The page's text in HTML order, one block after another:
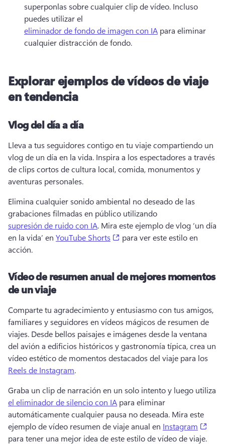
superponlas sobre cualquier clip de vídeo. Incluso
puedes utilizar el
eliminador de fondo de imagen con IA para eliminar
cualquier distracción de fondo.
Explorar ejemplos de vídeos de viaje
en tendencia
Vlog del día a día
Lleva a tus seguidores contigo en tu viaje compartiendo un
vlog de un día en la vida. Inspira a los espectadores a través
de clips cortos de cultura local, comida, monumentos y
aventuras personales.
Elimina cualquier sonido ambiental no deseado de las
grabaciones filmadas en público utilizando
supresión de ruido con IA. Mira este ejemplo de vlog ‘un día
en la vida’ en YouTube Shorts (opens in a new tab)
para ver este estilo en
acción.
Vídeo de resumen anual de mejores momentos
de un viaje
Comparte tu agradecimiento y entusiasmo con tus amigos,
familiares y seguidores en vídeos mágicos de resumen de
viajes. Desde bellos paisajes e imágenes desde la ventana
del avión a edificios históricos y gastronomía típica, crea un
vídeo estético de momentos destacados del viaje para los
Reels de Instagram.
el eliminador de silencio con IA para eliminar
automáticamente cualquier pausa no deseada. Mira este
ejemplo de vídeo resumen de viaje anual en Instagram
para tener una mejor idea de este estilo de vídeo de viaje.